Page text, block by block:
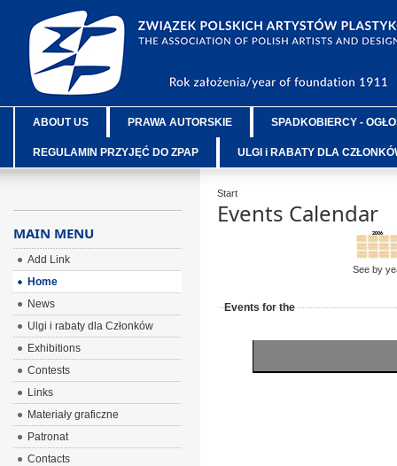
ABOUT US PRAWA AUTORSKIE SPADKOBIERCY -
REGULAMIN PRZYJĘĆ DO ZPAP ULGI i RABATY DLA
Start
Events Calendar
See by
Events for the
MAIN MENU
Add Link
Home
News
Ulgi i rabaty dla Członków
Exhibitions
Contests
Links
Materiały graficzne
Patronat
Contacts